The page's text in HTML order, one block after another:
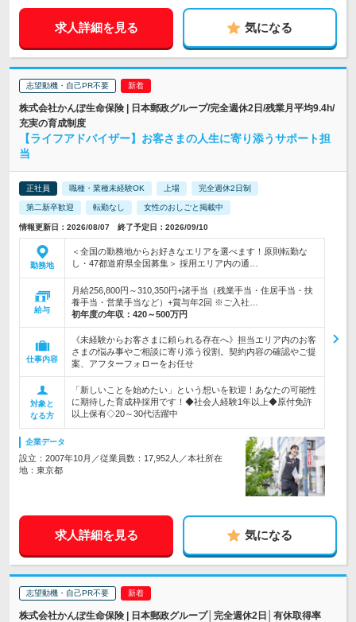
求人詳細を見る 気になる
志望動機・自己PR不要
株式会社かんぽ生命保険 | 日本郵政グループ/完全週休2日/残業月平均9.4h/
充実の育成制度
【ライフアドバイザー】お客さまの人生に寄り添うサポート担
当
正社員 職種・業種未経験OK 上場 完全週休2日制
第二新卒歓迎 転勤なし 女性のおしごと掲載中
情報更新日：2026/08/07 終了予定日：2026/09/10
勤務地
＜全国の勤務地からお好きなエリアを選べます！原則転勤な
し・47都道府県全国募集＞ 採用エリア内の通…
給与
月給256,800円～310,350円+諸手当（残業手当・住居手当・扶
養手当・営業手当など）+賞与年2回 ※ご入社…
初年度の年収： 420～500万円
仕事内容
《未経験からお客さまに頼られる存在へ》担当エリア内のお客
さまの悩み事やご相談に寄り添う役割。契約内容の確認やご提
案、アフターフォローをお任せ
対象と
なる方
「新しいことを始めたい」という想いを歓迎！あなたの可能性
に期待した育成枠採用です！◆社会人経験1年以上◆原付免許
以上保有◇20～30代活躍中
企業データ
設立：2007年10月／従業員数：17,952人／本社所在
地：東京都
求人詳細を見る 気になる
志望動機・自己PR不要
株式会社かんぽ生命保険 | 日本郵政グループ│完全週休2日│有休取得率